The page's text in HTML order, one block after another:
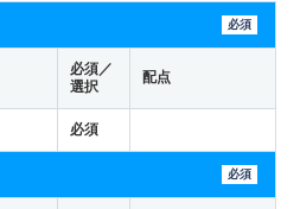
必須
必須／
選択
配点
必須
必須